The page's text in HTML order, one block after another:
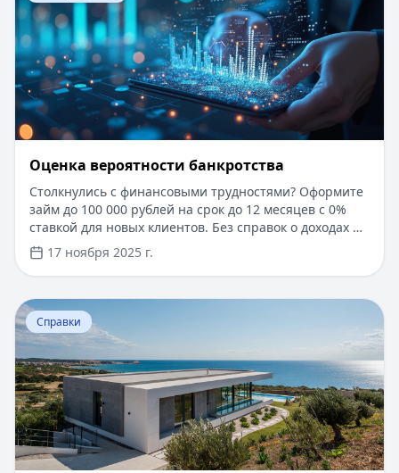
Оценка вероятности банкротства
Столкнулись с финансовыми трудностями? Оформите
займ до 100 000 рублей на срок до 12 месяцев с 0%
ставкой для новых клиентов. Без справок о доходах и
документов — решение за 5 минут. Получите деньги
быстро и прозрачно через проверенные сервисы.
17 ноября 2025 г.
Перейти к статье:
Справки